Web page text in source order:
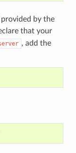
by the
that your
, add the